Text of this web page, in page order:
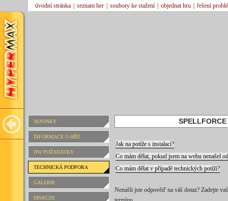
úvodní stránka seznam her soubory ke stažení objednat hru řešení
NOVINKY
INFORMACE O HŘE
HW POŽADAVKY
TECHNICKÁ PODPORA
GALERIE
DISKUZE
Jak na potíže s instalací?
Co mám dělat, pokud jsem na webu nenašel
Co mám dělat v případě technických potíží?
Nenašli jste odpověď na váš dotaz? Zadejte